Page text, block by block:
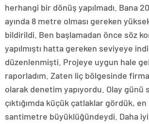
herhangi bir dönüş yapılmadı. Bana
ayında 8 metre olması gereken
bildirildi. Ben başlamadan önce söz
yapılmıştı hatta gereken seviyeye
düzenlenmişti. Projeye uygun hale
raporladım. Zaten liç bölgesinde
olarak denetim yapıyordu. Olay günü
çıktığımda küçük çatlaklar gördük,
santimetre büyüklüğündeydi. Daha